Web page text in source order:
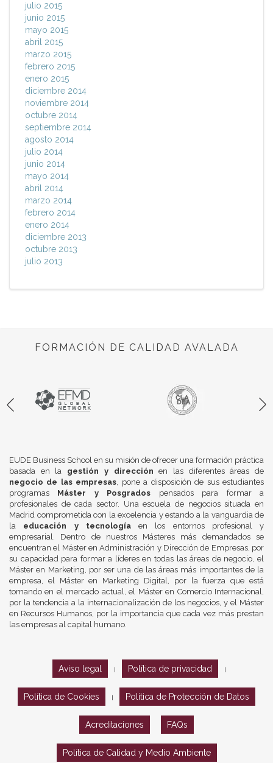
julio 2015
junio 2015
mayo 2015
abril 2015
marzo 2015
febrero 2015
enero 2015
diciembre 2014
noviembre 2014
octubre 2014
septiembre 2014
agosto 2014
julio 2014
junio 2014
mayo 2014
abril 2014
marzo 2014
febrero 2014
enero 2014
diciembre 2013
octubre 2013
julio 2013
FORMACIÓN DE CALIDAD AVALADA
EUDE Business School en su misión de ofrecer una formación práctica
basada en la gestión y dirección en las diferentes áreas de
negocio de las empresas, pone a disposición de sus estudiantes
programas Máster y Posgrados pensados para formar a
profesionales de cada sector. Una escuela de negocios situada en
Madrid comprometida con la excelencia y estando a la vanguardia de
la educación y tecnologíaen los entornos profesional y
empresarial. Dentro de nuestros Másteres más demandados se
encuentran el Máster en Administración y Dirección de Empresas, por
su capacidad para formar a líderes en todas las áreas de negocio, el
Máster en Marketing, por ser una de las áreas más importantes de la
empresa, el Máster en Marketing Digital, por la fuerza que está
tomando en el mercado actual, el Máster en Comercio Internacional,
por la tendencia a la internacionalización de los negocios, y el Máster
en Recursos Humanos, por la importancia que cada vez más prestan
las empresas al capital humano.
Aviso legal Política de privacidad
Política de Cookies Política de Protección de Datos
Acreditaciones FAQs
Política de Calidad y Medio Ambiente